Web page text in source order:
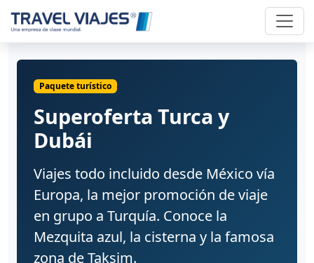
Paquete turístico
Superoferta Turca y
Dubái
Viajes todo incluido desde México vía
Europa, la mejor promoción de viaje
en grupo a Turquía. Conoce la
Mezquita azul, la cisterna y la famosa
zona de Taksim.